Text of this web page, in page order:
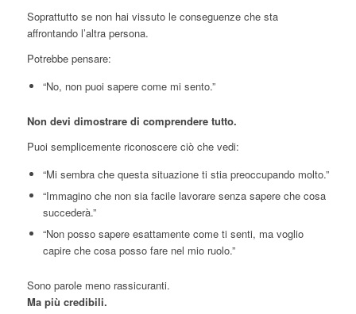
Soprattutto se non hai vissuto le conseguenze che sta
affrontando l’altra persona.
Potrebbe pensare:
“No, non puoi sapere come mi sento.”
Non devi dimostrare di comprendere tutto.
Puoi semplicemente riconoscere ciò che vedi:
“Mi sembra che questa situazione ti stia preoccupando molto.”
“Immagino che non sia facile lavorare senza sapere che cosa
succederà.”
“Non posso sapere esattamente come ti senti, ma voglio
capire che cosa posso fare nel mio ruolo.”
Sono parole meno rassicuranti.
Ma più credibili.